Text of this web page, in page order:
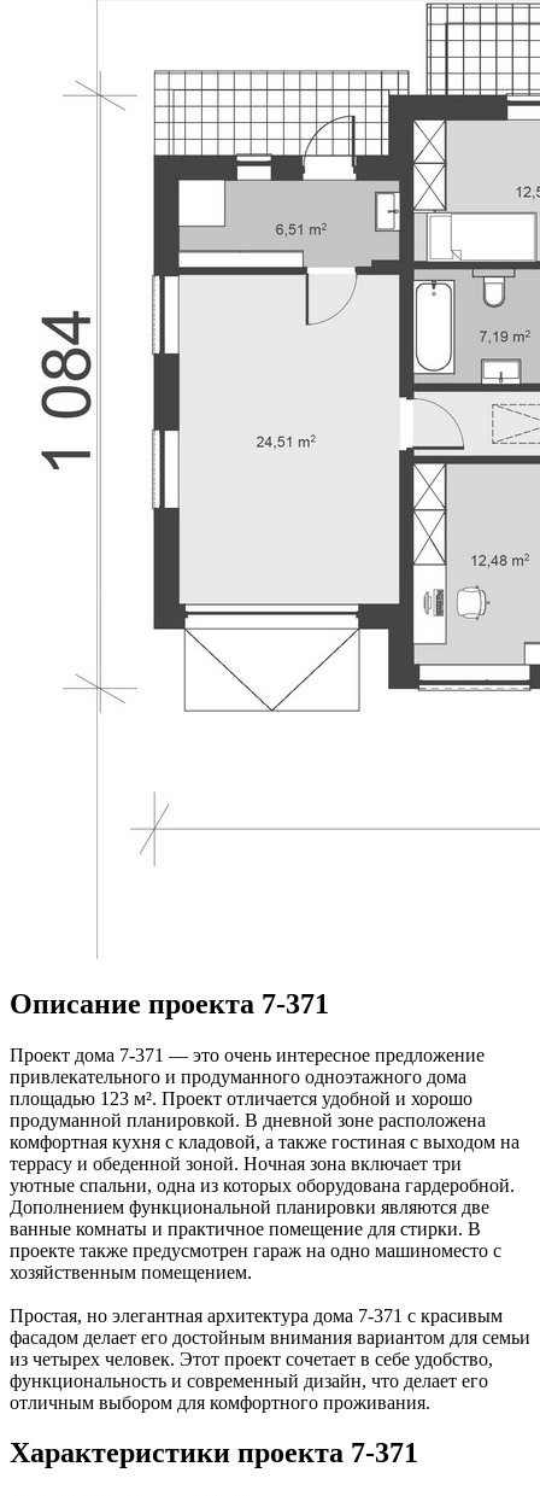
Описание проекта 7-371
Проект дома 7-371 — это очень интересное предложение
привлекательного и продуманного одноэтажного дома
площадью 123 м². Проект отличается удобной и хорошо
продуманной планировкой. В дневной зоне расположена
комфортная кухня с кладовой, а также гостиная с выходом на
террасу и обеденной зоной. Ночная зона включает три
уютные спальни, одна из которых оборудована гардеробной.
Дополнением функциональной планировки являются две
ванные комнаты и практичное помещение для стирки. В
проекте также предусмотрен гараж на одно машиноместо с
хозяйственным помещением.
Простая, но элегантная архитектура дома 7-371 с красивым
фасадом делает его достойным внимания вариантом для семьи
из четырех человек. Этот проект сочетает в себе удобство,
функциональность и современный дизайн, что делает его
отличным выбором для комфортного проживания.
Характеристики проекта 7-371